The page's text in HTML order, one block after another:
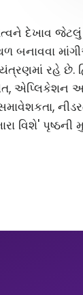
દેખાવ
બનાવવા
રહે છે.
વિશે' પૃષ્ઠની